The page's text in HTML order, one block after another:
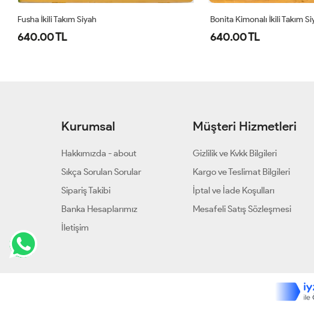
Bonita Kimonalı İkili Takım Siyah
640.00 TL
Comfor Ikili Takım Ekru
1,100.00 TL
Kurumsal
Hakkımızda - about
Sıkça Sorulan Sorular
Sipariş Takibi
Banka Hesaplarımız
İletişim
Müşteri Hizmetleri
Gizlilik ve Kvkk Bilgileri
Kargo ve Teslimat Bilgileri
İptal ve İade Koşulları
Mesafeli Satış Sözleşmesi